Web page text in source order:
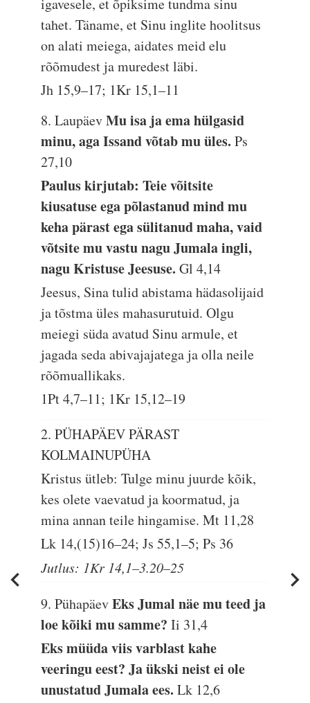
igavesele, et õpiksime tundma sinu
tahet. Täname, et Sinu inglite hoolitsus
on alati meiega, aidates meid elu
rõõmudest ja muredest läbi.
Jh 15,9–17; 1Kr 15,1–11
8. LaupäevMu isa ja ema hülgasid
minu, aga Issand võtab mu üles.Ps
27,10
Paulus kirjutab: Teie võitsite
kiusatuse ega põlastanud mind mu
keha pärast ega sülitanud maha, vaid
võtsite mu vastu nagu Jumala ingli,
nagu Kristuse Jeesuse.Gl 4,14
Jeesus, Sina tulid abistama hädasolijaid
ja tõstma üles mahasurutuid. Olgu
meiegi süda avatud Sinu armule, et
jagada seda abivajajatega ja olla neile
rõõmuallikaks.
1Pt 4,7–11; 1Kr 15,12–19
2. PÜHAPÄEV PÄRAST
KOLMAINUPÜHA
Kristus ütleb: Tulge minu juurde kõik,
kes olete vaevatud ja koormatud, ja
mina annan teile hingamise.Mt 11,28
Lk 14,(15)16–24; Js 55,1–5; Ps 36
Jutlus: 1Kr 14,1–3.20–25
9. PühapäevEks Jumal näe mu teed ja
loe kõiki mu samme?Ii 31,4
Eks müüda viis varblast kahe
veeringu eest? Ja ükski neist ei ole
unustatud Jumala ees.Lk 12,6